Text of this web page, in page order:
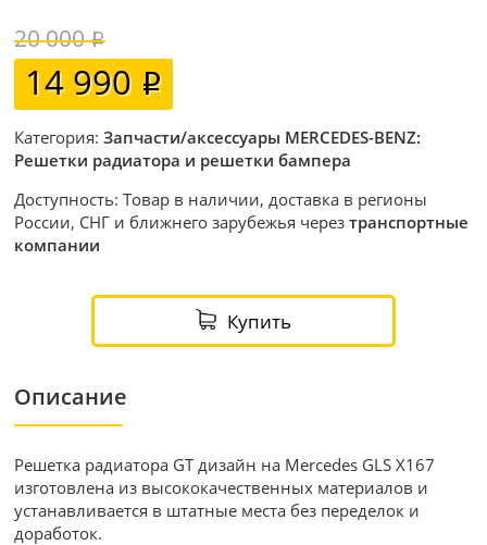
20 000
14 990
Категория:Запчасти/аксессуары MERCEDES-BENZ:
Решетки радиатора и решетки бампера
Доступность: Товар в наличии, доставка в регионы
России, СНГ и ближнего зарубежья черезтранспортные
компании
Купить
Описание
Решетка радиатора GT дизайн на Mercedes GLS X167
изготовлена из высококачественных материалов и
устанавливается в штатные места без переделок и
доработок.